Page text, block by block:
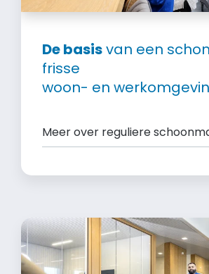
De basisvan een
frisse
woon- en
Meer over reguliere